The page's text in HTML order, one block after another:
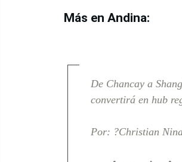
Más en Andina:
De Chancay a
convertirá en hub
Por: ?Christian